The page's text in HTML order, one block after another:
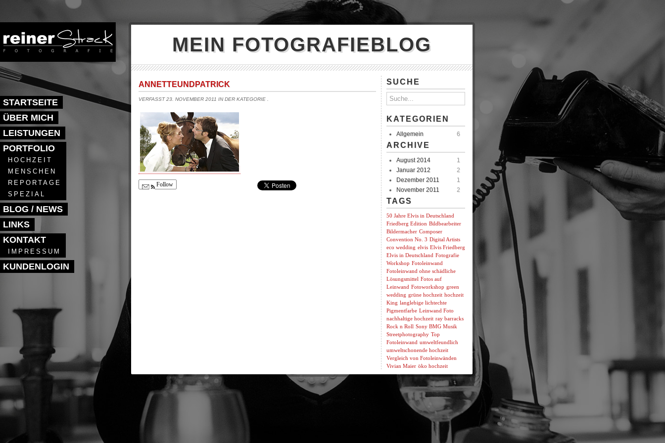
STARTSEITE
ÜBER MICH
LEISTUNGEN
PORTFOLIO
HOCHZEIT
MENSCHEN
REPORTAGE
SPEZIAL
BLOG / NEWS
LINKS
KONTAKT
IMPRESSUM
KUNDENLOGIN
MEIN FOTOGRAFIEBLOG
ANNETTEUNDPATRICK
VERFASST 23. NOVEMBER 2011 IN DER KATEGORIE
Follow
SUCHE
KATEGORIEN
Allgemein 6
ARCHIVE
August 2014
1
Januar 2012
2
Dezember 2011
1
November 2011
2
TAGS
50 Jahre Elvis in Deutschland
Friedberg Edition Bildbearbeiter
Bildermacher Composer
Convention No. 3 Digital Artists
eco wedding elvis Elvis Friedberg
Elvis in Deutschland Fotografie
Workshop Fotoleinwand
Fotoleinwand ohne schädliche
Lösungsmittel Fotos auf
Leinwand Fotoworkshop green
wedding grüne hochzeit hochzeit
King langlebige lichtechte
Pigmentfarbe Leinwand Foto
nachhaltige hochzeit ray barracks
Rock n Roll Sony BMG Musik
Streetphotography Top
Fotoleinwand umweltfeundlich
umweltschonende hochzeit
Vergleich von Fotoleinwänden
Vivian Maier öko hochzeit